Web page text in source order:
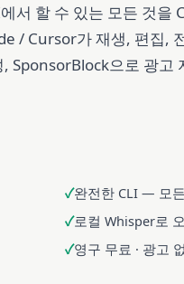
서 할 수 있는 모든 것을
/ Cursor가 재생, 편집,
SponsorBlock으로 광고
완전한 CLI — 모
로컬 Whisper로
영구 무료 · 광고